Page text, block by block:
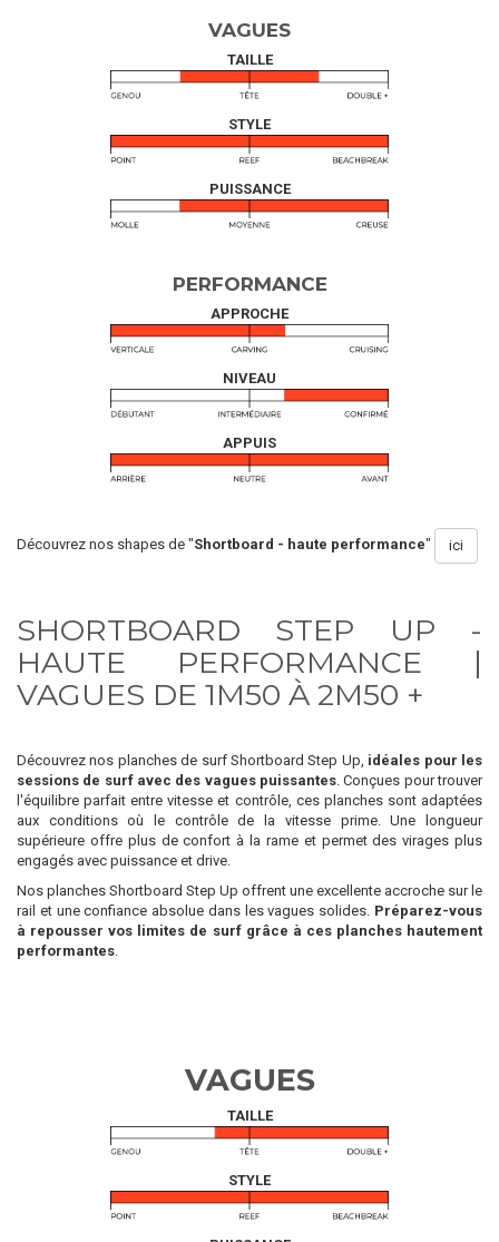
VAGUES
TAILLE
STYLE
PUISSANCE
PERFORMANCE
APPROCHE
NIVEAU
APPUIS
Découvrez nos shapes de "Shortboard - haute performance" ici
SHORTBOARD STEP UP -
HAUTE PERFORMANCE |
VAGUES DE 1M50 À 2M50 +
Découvrez nos planches de surf Shortboard Step Up, idéales pour les
sessions de surf avec des vagues puissantes. Conçues pour trouver
l'équilibre parfait entre vitesse et contrôle, ces planches sont adaptées
aux conditions où le contrôle de la vitesse prime. Une longueur
supérieure offre plus de confort à la rame et permet des virages plus
engagés avec puissance et drive.
Nos planches Shortboard Step Up offrent une excellente accroche sur le
rail et une confiance absolue dans les vagues solides. Préparez-vous
à repousser vos limites de surf grâce à ces planches hautement
performantes.
VAGUES
TAILLE
STYLE